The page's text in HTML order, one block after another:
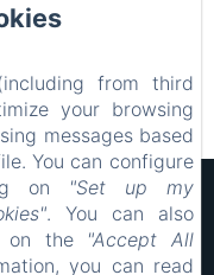
09100, Francuska
from third
your browsing
messages based
You can configure
on
"Set up my
. You can also
on the "Accept All
you can read